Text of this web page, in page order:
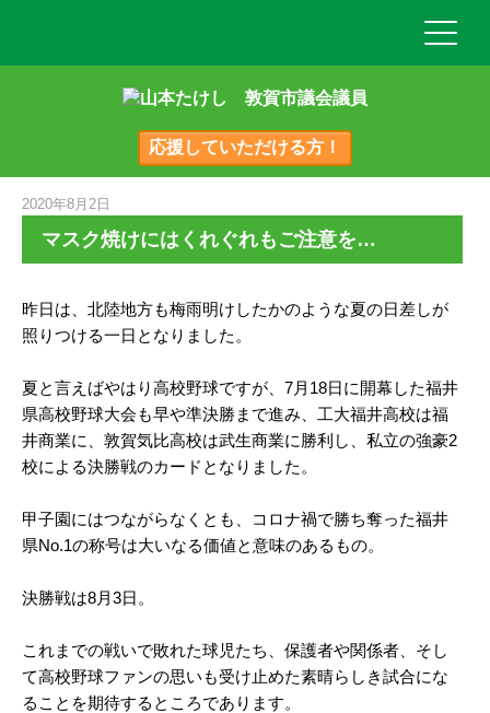
応援していただける方！
2020年8月2日
マスク焼けにはくれぐれもご注意を…
昨日は、北陸地方も梅雨明けしたかのような夏の日差しが
照りつける一日となりました。
夏と言えばやはり高校野球ですが、7月18日に開幕した福井
県高校野球大会も早や準決勝まで進み、工大福井高校は福
井商業に、敦賀気比高校は武生商業に勝利し、私立の強豪2
校による決勝戦のカードとなりました。
甲子園にはつながらなくとも、コロナ禍で勝ち奪った福井
県No.1の称号は大いなる価値と意味のあるもの。
決勝戦は8月3日。
これまでの戦いで敗れた球児たち、保護者や関係者、そし
て高校野球ファンの思いも受け止めた素晴らしき試合にな
ることを期待するところであります。